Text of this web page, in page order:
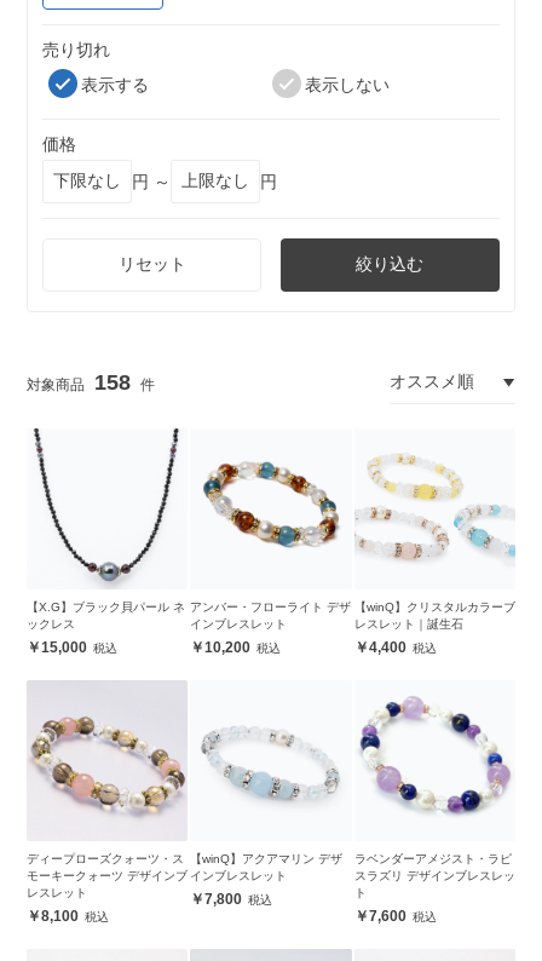
売り切れ
表示する
表示しない
価格
円 ～
円
リセット 絞り込む
158
【X.G】ブラック貝パール ネ
ックレス
15,000
アンバー・フローライト デザ
インブレスレット
10,200
【winQ】クリスタルカラーブ
レスレット｜誕生石
4,400
ディープローズクォーツ・ス
モーキークォーツ デザインブ
レスレット
8,100
【winQ】アクアマリン デザ
インブレスレット
7,800
ラベンダーアメジスト・ラピ
スラズリ デザインブレスレッ
ト
7,600